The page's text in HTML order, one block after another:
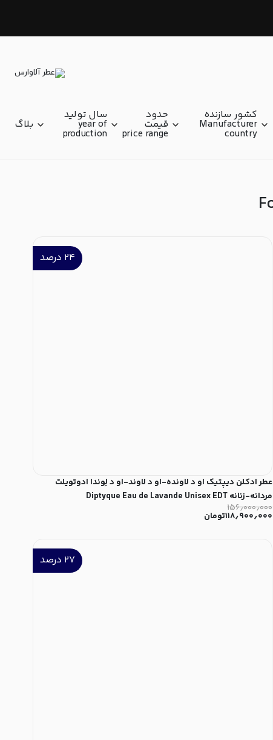
کشور سازنده
Manufacturer
country
حدود
قیمت
price range
سال تولید
year of
production
بلاگ
۲۴ درصد
عطر ادکلن دیپتیک او د لاونده-او د لاوند-او د لِوندا ادوتویلت
مردانه-زنانه Diptyque Eau de Lavande Unisex EDT
۱۵۶٫۰۰۰٫۰۰۰
۱۱۸٫۹۰۰٫۰۰۰تومان
۲۷ درصد